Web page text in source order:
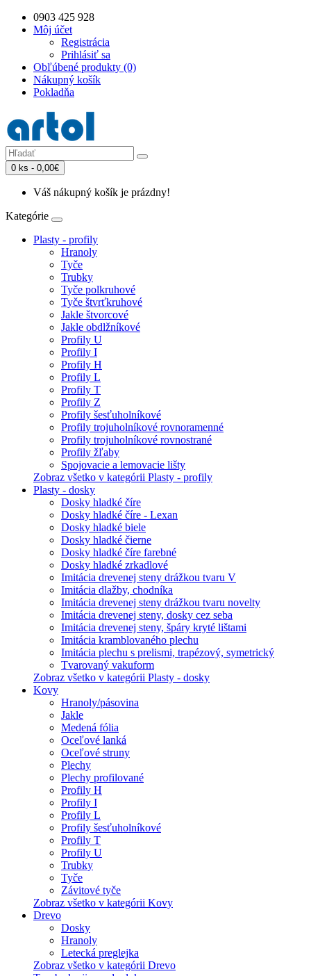
0903 425 928
Môj účet
Registrácia
Prihlásiť sa
Obľúbené produkty (0)
Nákupný košík
Pokladňa
0 ks - 0,00€
Váš nákupný košík je prázdny!
Kategórie
Plasty - profily
Hranoly
Tyče
Trubky
Tyče polkruhové
Tyče štvrťkruhové
Jakle štvorcové
Jakle obdlžníkové
Profily U
Profily I
Profily H
Profily L
Profily T
Profily Z
Profily šesťuholníkové
Profily trojuholníkové rovnoramenné
Profily trojuholníkové rovnostrané
Profily žľaby
Spojovacie a lemovacie lišty
Zobraz všetko v kategórii Plasty - profily
Plasty - dosky
Dosky hladké číre
Dosky hladké číre - Lexan
Dosky hladké biele
Dosky hladké čierne
Dosky hladké číre farebné
Dosky hladké zrkadlové
Imitácia drevenej steny drážkou tvaru V
Imitácia dlažby, chodníka
Imitácia drevenej steny drážkou tvaru novelty
Imitácia drevenej steny, dosky cez seba
Imitácia drevenej steny, špáry kryté lištami
Imitácia kramblovaného plechu
Imitácia plechu s prelismi, trapézový, symetrický
Tvarovaný vakuform
Zobraz všetko v kategórii Plasty - dosky
Kovy
Hranoly/pásovina
Jakle
Medená fólia
Oceľové lanká
Oceľové struny
Plechy
Plechy profilované
Profily H
Profily I
Profily L
Profily šesťuholníkové
Profily T
Profily U
Trubky
Tyče
Závitové tyče
Zobraz všetko v kategórii Kovy
Drevo
Dosky
Hranoly
Letecká preglejka
Zobraz všetko v kategórii Drevo